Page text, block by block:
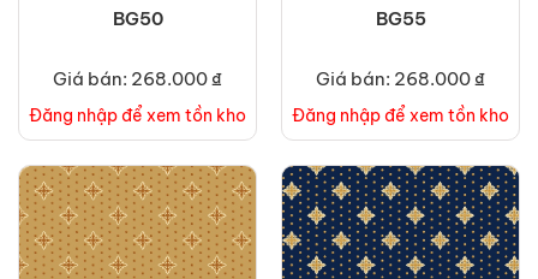
BG50
Giá bán: 268.000 ₫
Đăng nhập để xem tồn kho
BG55
Giá bán: 268.000 ₫
Đăng nhập để xem tồn kho